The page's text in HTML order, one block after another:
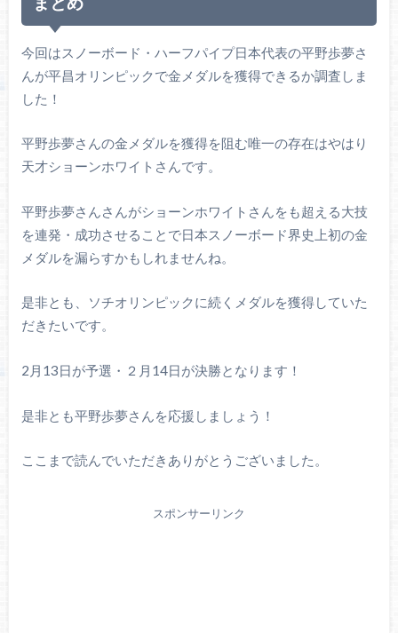
今回はスノーボード・ハーフパイプ日本代表の平野歩夢さ
んが平昌オリンピックで金メダルを獲得できるか調査しま
した！
平野歩夢さんの金メダルを獲得を阻む唯一の存在はやはり
天才ショーンホワイトさんです。
平野歩夢さんさんがショーンホワイトさんをも超える大技
を連発・成功させることで日本スノーボード界史上初の金
メダルを漏らすかもしれませんね。
是非とも、ソチオリンピックに続くメダルを獲得していた
だきたいです。
2月13日が予選・２月14日が決勝となります！
是非とも平野歩夢さんを応援しましょう！
ここまで読んでいただきありがとうございました。
スポンサーリンク